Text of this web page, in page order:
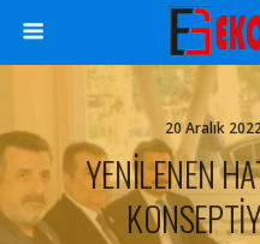
20 Aralık
YENİLENEN